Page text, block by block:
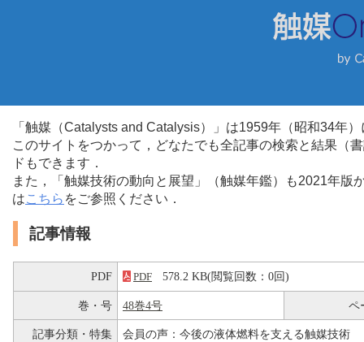
「触媒（Catalysts and Catalysis）」は1959年（昭和34年
このサイトをつかって，どなたでも全記事の検索と結果（
ドもできます．
また，「触媒技術の動向と展望」（触媒年鑑）も2021年
はこちら をご参照ください．
記事情報
PDF PDF 578.2 KB(閲覧回数：0回)
巻・号 48巻4号 ペ
記事分類・特集 会員の声：今後の液体燃料を支える触媒技術